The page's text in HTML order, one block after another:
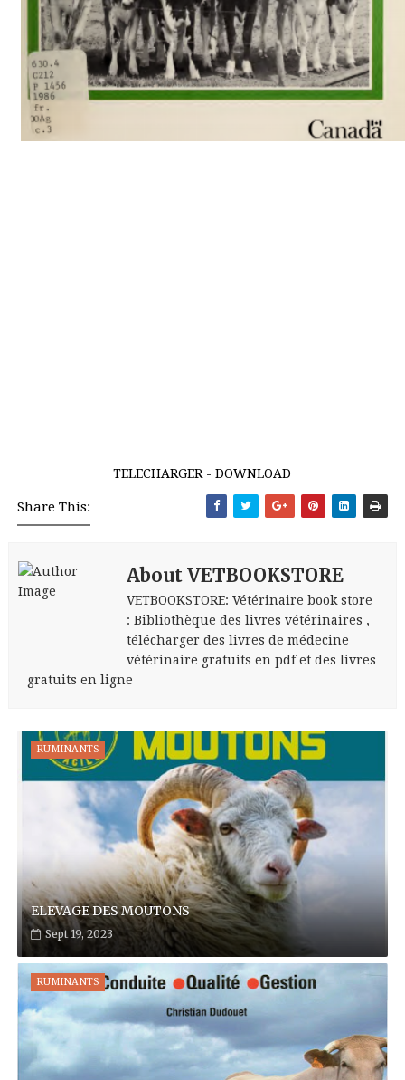
TELECHARGER - DOWNLOAD
Share This:
About VETBOOKSTORE
VETBOOKSTORE: Vétérinaire book store
: Bibliothèque des livres vétérinaires ,
télécharger des livres de médecine
vétérinaire gratuits en pdf et des livres
gratuits en ligne
RUMINANTS
ELEVAGE DES MOUTONS
Sept 19, 2023
RUMINANTS